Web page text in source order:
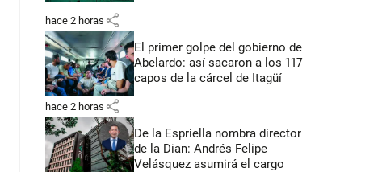
hace 2 horas share
El primer golpe del gobierno de
Abelardo: así sacaron a los 117
capos de la cárcel de Itagüí
hace 2 horas share
De la Espriella nombra director
de la Dian: Andrés Felipe
Velásquez asumirá el cargo